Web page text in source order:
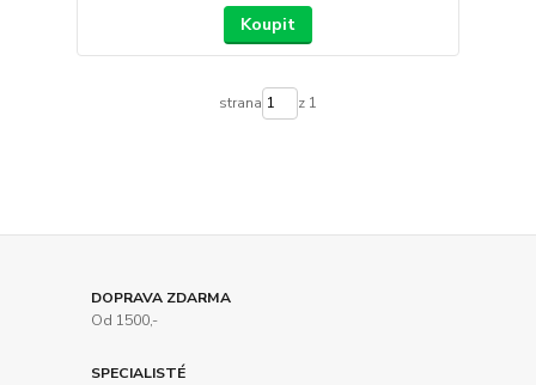
Koupit
strana z 1
DOPRAVA ZDARMA
Od 1500,-
SPECIALISTÉ